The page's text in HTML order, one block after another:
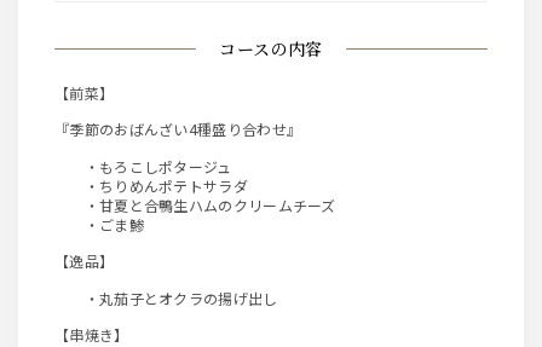
コースの内容
【前菜】
『季節のおばんざい4種盛り合わせ』
・もろこしポタージュ
・ちりめんポテトサラダ
・甘夏と合鴨生ハムのクリームチーズ
・ごま鯵
【逸品】
・丸茄子とオクラの揚げ出し
【串焼き】